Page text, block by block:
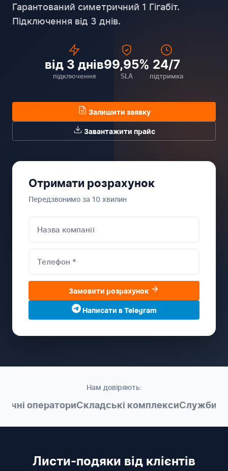
Гарантований симетричний 1 Гігабіт.
Підключення від 3 днів.
від 3 днів
підключення
99,95%
SLA
24/7
підтримка
Залишити заявку
Завантажити прайс
Отримати розрахунок
Передзвонимо за 10 хвилин
Замовити розрахунок
Написати в Telegram
Нам довіряють:
операториСкладські комплексиСлужби
Листи-подяки від клієнтів